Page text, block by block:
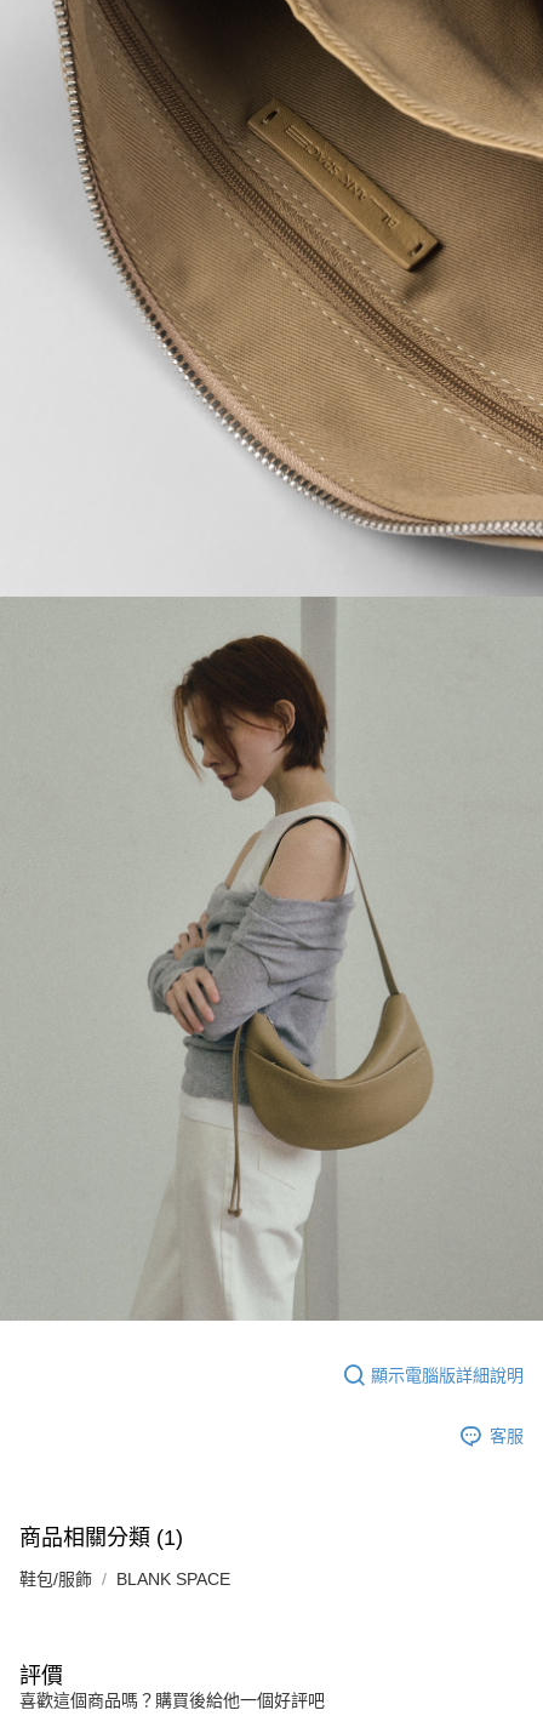
顯示電腦版詳細說明
客服
商品相關分類 (1)
鞋包/服飾 BLANK SPACE
評價
喜歡這個商品嗎？購買後給他一個好評吧